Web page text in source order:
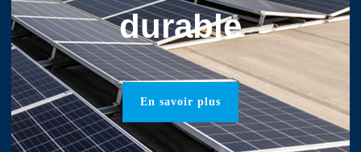
durable
En savoir plus